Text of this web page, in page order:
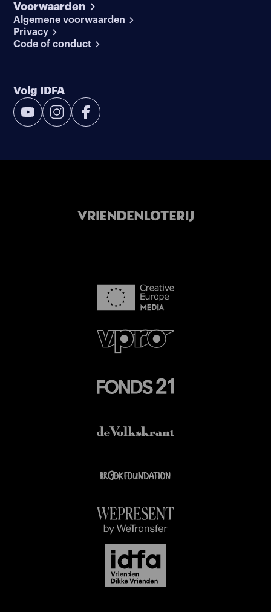
Voorwaarden
Algemene voorwaarden
Privacy
Code of conduct
Volg IDFA